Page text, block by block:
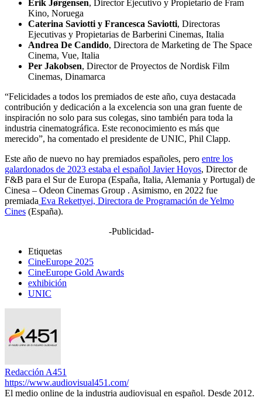
Erik Jørgensen, Director Ejecutivo y Propietario de Fram
Kino, Noruega
Caterina Saviotti y Francesca Saviotti, Directoras
Ejecutivas y Propietarias de Barberini Cinemas, Italia
Andrea De Candido, Directora de Marketing de The Space
Cinema, Vue, Italia
Per Jakobsen, Director de Proyectos de Nordisk Film
Cinemas, Dinamarca
“Felicidades a todos los premiados de este año, cuya destacada
contribución y dedicación a la excelencia son una gran fuente de
inspiración no solo para sus colegas, sino también para toda la
industria cinematográfica. Este reconocimiento es más que
merecido”, ha comentado el presidente de UNIC, Phil Clapp.
Este año de nuevo no hay premiados españoles, pero entre los
galardonados de 2023 estaba el español Javier Hoyos, Director de
F&B para el Sur de Europa (España, Italia, Alemania y Portugal) de
Cinesa – Odeon Cinemas Group . Asimismo, en 2022 fue
premiada Eva Rekettyei, Directora de Programación de Yelmo
Cines (España).
-Publicidad-
Etiquetas
CineEurope 2025
CineEurope Gold Awards
exhibición
UNIC
Redacción A451
https://www.audiovisual451.com/
El medio online de la industria audiovisual en español. Desde 2012.